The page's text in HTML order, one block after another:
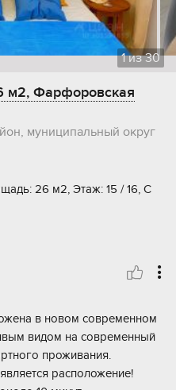
1из30
м2, Фарфоровская
муниципальный округ
26 м2, Этаж: 15 / 16, С
в новом современном
видом на современный
проживания.
расположение!